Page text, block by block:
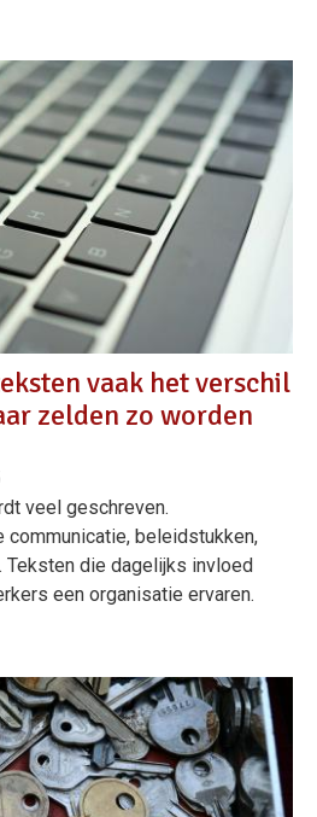
vaak het verschil
zelden zo worden
veel geschreven.
communicatie, beleidstukken,
Teksten die dagelijks invloed
een organisatie ervaren.